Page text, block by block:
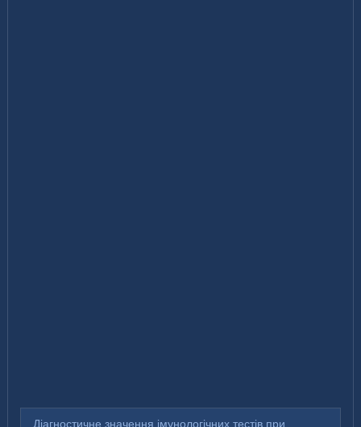
Діагностичне значення імунологічних тестів при